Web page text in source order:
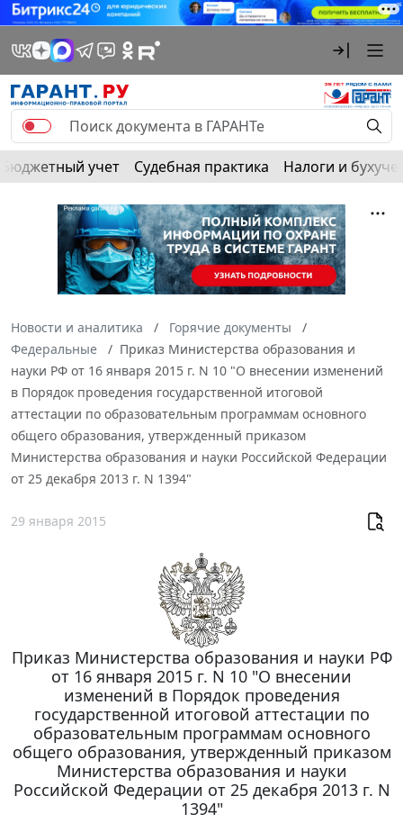
Бюджетный учет Судебная практика Налоги и
Новости и аналитика
Горячие документы
Федеральные
Приказ Министерства образования и
науки РФ от 16 января 2015 г. N 10 "О внесении изменений
в Порядок проведения государственной итоговой
аттестации по образовательным программам основного
общего образования, утвержденный приказом
Министерства образования и науки Российской Федерации
от 25 декабря 2013 г. N 1394"
29 января 2015
Приказ Министерства образования и науки РФ
от 16 января 2015 г. N 10 "О внесении
изменений в Порядок проведения
государственной итоговой аттестации по
образовательным программам основного
общего образования, утвержденный приказом
Министерства образования и науки
Российской Федерации от 25 декабря 2013 г. N
1394"